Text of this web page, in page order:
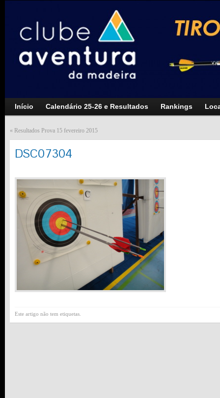
Início Calendário 25-26 e Resultados Rankings
« Resultados Prova 15 fevereiro 2015
DSC07304
Este artigo não tem etiquetas.